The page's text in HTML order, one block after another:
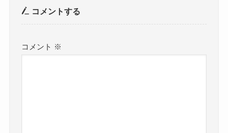
コメントする
コメント ※